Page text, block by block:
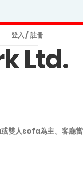
登入/註冊
Ltd.
或雙人sofa為主。客廳當